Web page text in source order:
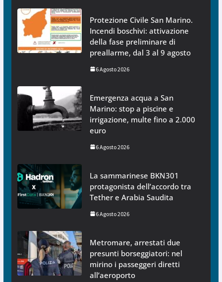
Protezione Civile San Marino.
Incendi boschivi: attivazione
della fase preliminare di
preallarme, dal 3 al 9 agosto
6 Agosto 2026
Emergenza acqua a San
Marino: stop a piscine e
irrigazione, multe fino a 2.000
euro
6 Agosto 2026
La sammarinese BKN301
protagonista dell’accordo tra
Tether e Arabia Saudita
6 Agosto 2026
Metromare, arrestati due
presunti borseggiatori: nel
mirino i passeggeri diretti
all’aeroporto